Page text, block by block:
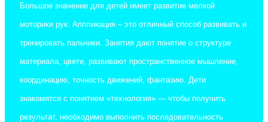
Большое значение для детей имеет развитие мелкой
моторики рук. Аппликация – это отличный способ развивать и
тренировать пальчики. Занятия дают понятие о структуре
материала, цвете, развивают пространственное мышление,
координацию, точность движений, фантазию. Дети
знакомятся с понятием «технология» — чтобы получить
результат, необходимо выполнить последовательность